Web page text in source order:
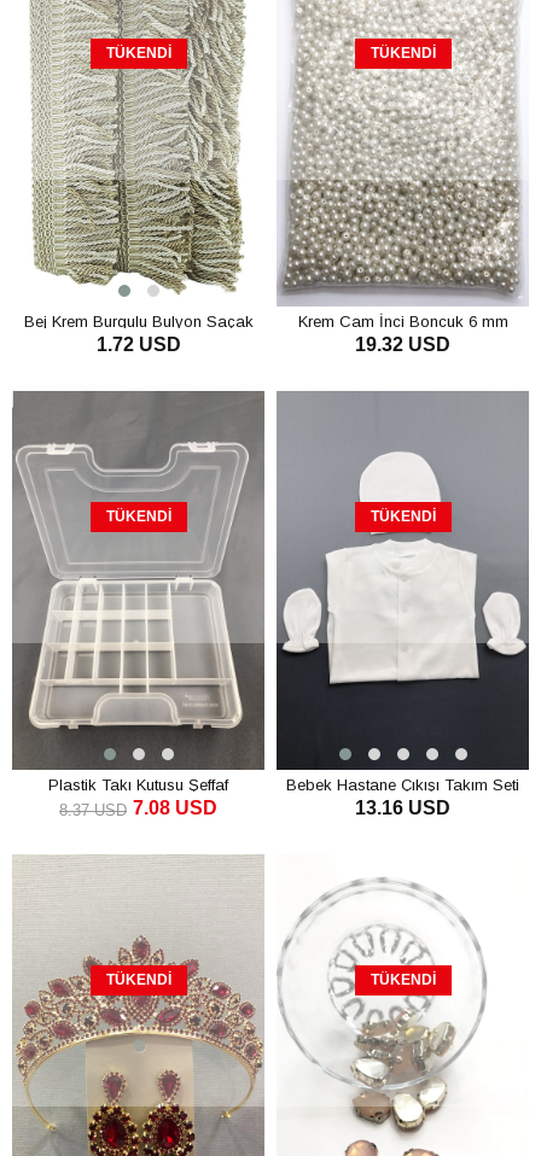
TÜKENDI
Bej Krem Burgulu Bulyon Saçak
Püskül 7 cm
1.72 USD
TÜKENDI
Krem Cam İnci Boncuk 6 mm
19.32 USD
TÜKENDI
Plastik Takı Kutusu Şeffaf
7.08 USD
8.37 USD
TÜKENDI
Bebek Hastane Çıkışı Takım Seti
3'lü
13.16 USD
TÜKENDI TÜKENDI